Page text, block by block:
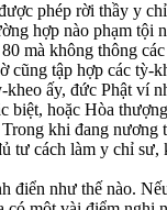
phép rời thầy y
hợp nào phạm tội
mà không thông
tập hợp các tỳ-
ấy, đức Phật ví
hoặc Hòa
khi đang nương
tư cách làm y chỉ
như thế nào.